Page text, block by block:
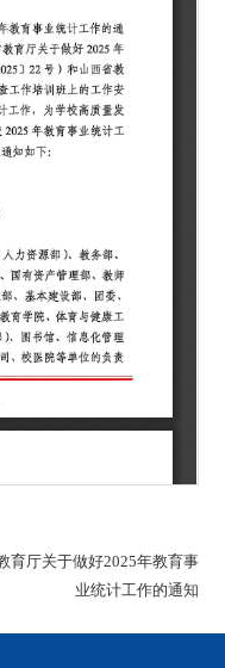
育厅关于做好2025年教育事
业统计工作的通知